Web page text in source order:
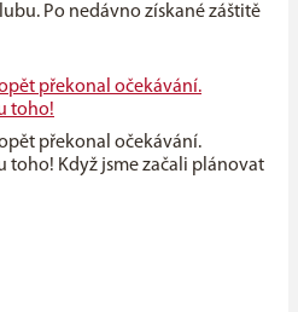
Po nedávno získané záštitě
překonal očekávání.
toho!
překonal očekávání.
toho! Když jsme začali plánovat